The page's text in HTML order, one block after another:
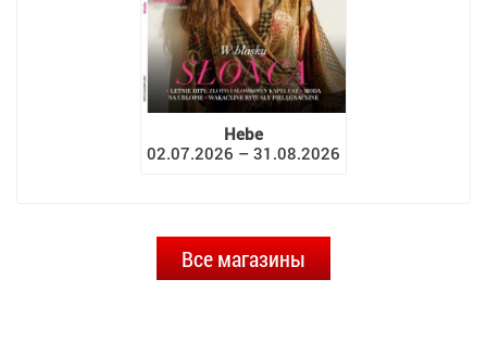
Hebe
02.07.2026 – 31.08.2026
Все магазины